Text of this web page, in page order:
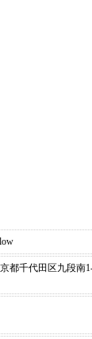
都千代田区九段南